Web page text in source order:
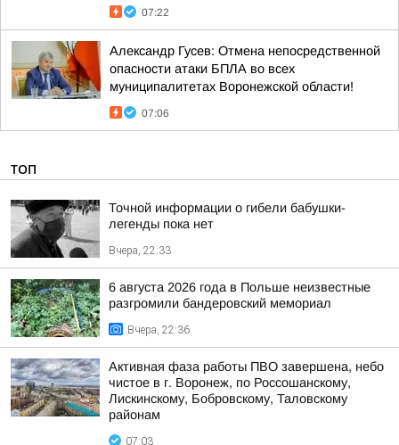
07:22
Александр Гусев: Отмена непосредственной
опасности атаки БПЛА во всех
муниципалитетах Воронежской области!
07:06
ТОП
Точной информации о гибели бабушки-
легенды пока нет
Вчера, 22:33
6 августа 2026 года в Польше неизвестные
разгромили бандеровский мемориал
Вчера, 22:36
Активная фаза работы ПВО завершена, небо
чистое в г. Воронеж, по Россошанскому,
Лискинскому, Бобровскому, Таловскому
районам
07:03